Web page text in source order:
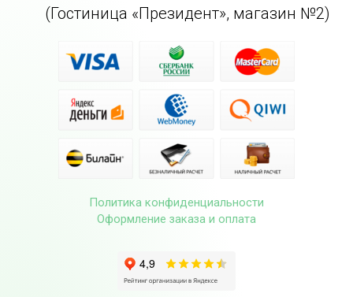
(Гостиница «Президент», магазин №2)
Политика конфиденциальности
Оформление заказа и оплата